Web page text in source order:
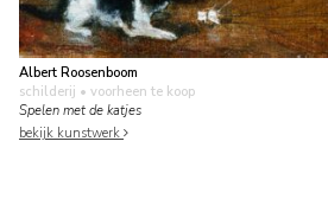
Albert Roosenboom
schilderij • voorheen te koop
Spelen met de katjes
bekijk kunstwerk